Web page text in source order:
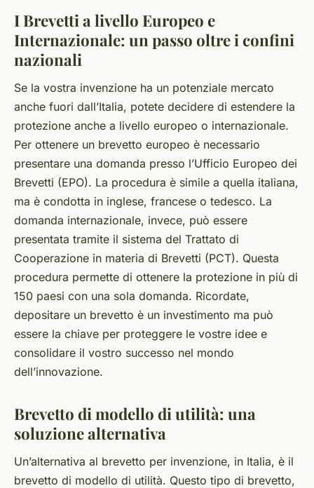
I Brevetti a livello Europeo e
Internazionale: un passo oltre i confini
nazionali
Se la vostra invenzione ha un potenziale mercato
anche fuori dall’Italia, potete decidere di estendere la
protezione anche a livello europeo o internazionale.
Per ottenere un brevetto europeo è necessario
presentare una domanda presso l’Ufficio Europeo dei
Brevetti (EPO). La procedura è simile a quella italiana,
ma è condotta in inglese, francese o tedesco. La
domanda internazionale, invece, può essere
presentata tramite il sistema del Trattato di
Cooperazione in materia di Brevetti (PCT). Questa
procedura permette di ottenere la protezione in più di
150 paesi con una sola domanda. Ricordate,
depositare un brevetto è un investimento ma può
essere la chiave per proteggere le vostre idee e
consolidare il vostro successo nel mondo
dell’innovazione.
Brevetto di modello di utilità: una
soluzione alternativa
Un’alternativa al brevetto per invenzione, in Italia, è il
brevetto di modello di utilità. Questo tipo di brevetto,